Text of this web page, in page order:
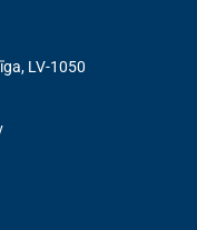
LV-1050